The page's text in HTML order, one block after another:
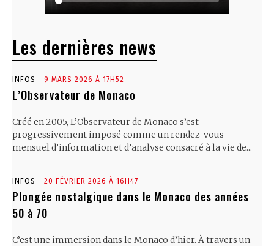
Les dernières news
INFOS 9 MARS 2026 À 17H52
L’Observateur de Monaco
Créé en 2005, L’Observateur de Monaco s’est
progressivement imposé comme un rendez-vous
mensuel d’information et d’analyse consacré à la vie de...
INFOS 20 FÉVRIER 2026 À 16H47
Plongée nostalgique dans le Monaco des années
50 à 70
C’est une immersion dans le Monaco d’hier. À travers un